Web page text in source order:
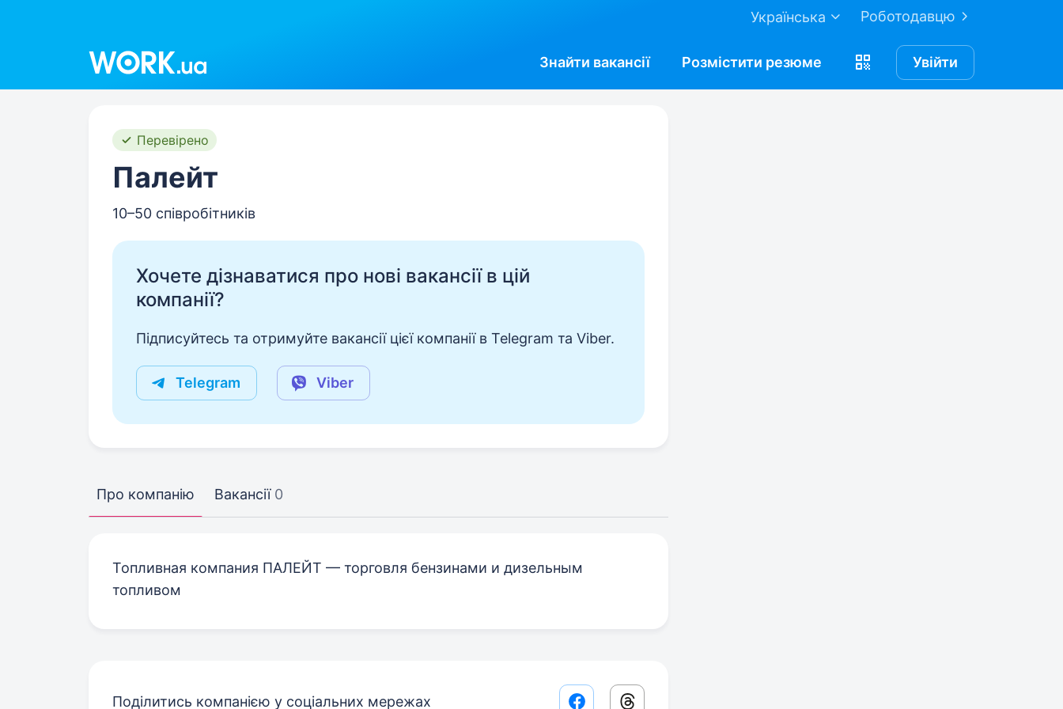
Роботодавцю
Українська
Знайти вакансії Розмістити резюме Увійти
Перевірено
Палейт
10–50 співробітників
Хочете дізнаватися про нові вакансії в цій
компанії?
Підписуйтесь та отримуйте вакансії цієї компанії в Telegram та Viber.
Telegram Viber
Про компанію Вакансії 0
Топливная компания ПАЛЕЙТ — торговля бензинами и дизельным
топливом
Поділитись компанією у соціальних мережах